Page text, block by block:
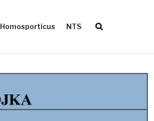
Homosporticus NTS